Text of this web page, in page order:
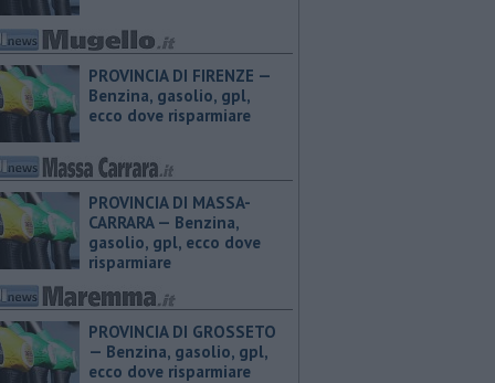
PROVINCIA DI FIRENZE — ​
Benzina, gasolio, gpl,
ecco dove risparmiare
PROVINCIA DI MASSA-
CARRARA — ​Benzina,
gasolio, gpl, ecco dove
risparmiare
PROVINCIA DI GROSSETO
— ​Benzina, gasolio, gpl,
ecco dove risparmiare